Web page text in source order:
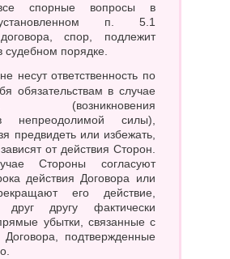
спорные вопросы в
п. 5.1
спор, подлежит
порядке.
обязательствам в случае
(возникновения
непреодолимой силы),
предвидеть или избежать,
от действия Сторон.
Стороны согласуют
действия Договора или
его действие,
друг другу фактически
убытки, связанные с
подтвержденные